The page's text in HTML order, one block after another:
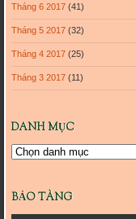
Tháng 6 2017(41)
Tháng 5 2017(32)
Tháng 4 2017(25)
Tháng 3 2017(11)
DANH MỤC
Danh
BẢO TÀNG